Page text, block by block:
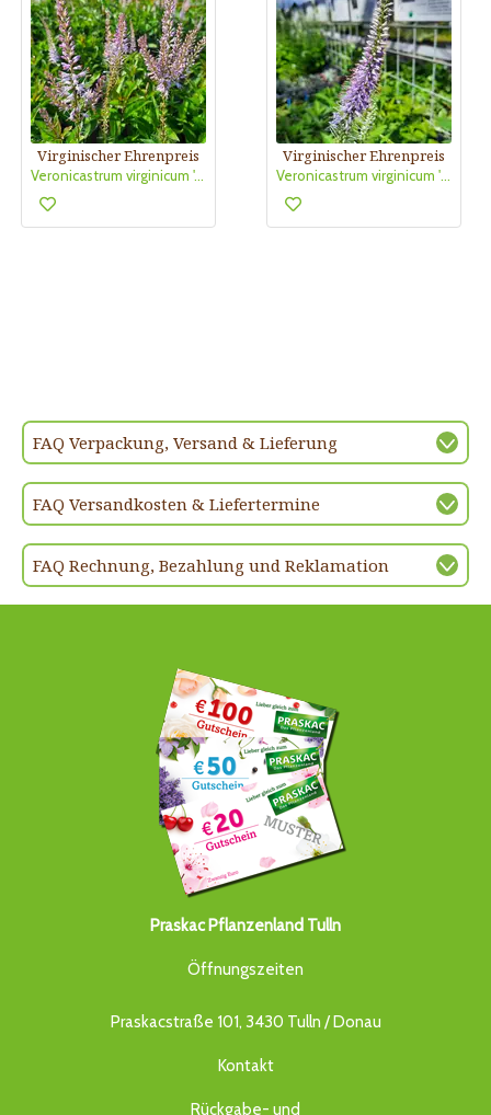
Virginischer Ehrenpreis
Veronicastrum virginicum 'Adoration'
Virginischer Ehrenpreis
Veronicastrum virginicum 'Fascination'
FAQ Verpackung, Versand & Lieferung
FAQ Versandkosten & Liefertermine
FAQ Rechnung, Bezahlung und Reklamation
Praskac Pflanzenland Tulln
Öffnungszeiten
Praskacstraße 101, 3430 Tulln / Donau
Kontakt
Rückgabe- und